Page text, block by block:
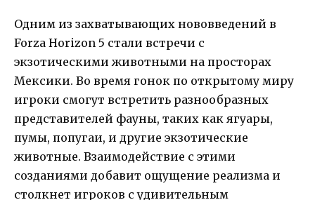
Одним из захватывающих нововведений в
Forza Horizon 5 стали встречи с
экзотическими животными на просторах
Мексики. Во время гонок по открытому миру
игроки смогут встретить разнообразных
представителей фауны, таких как ягуары,
пумы, попугаи, и другие экзотические
животные. Взаимодействие с этими
созданиями добавит ощущение реализма и
столкнет игроков с удивительным